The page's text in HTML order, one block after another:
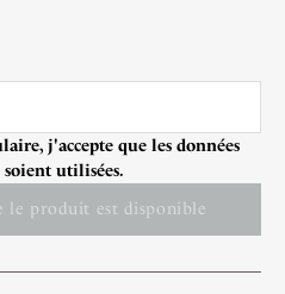
j'accepte que les données
soient utilisées.
le produit est disponible